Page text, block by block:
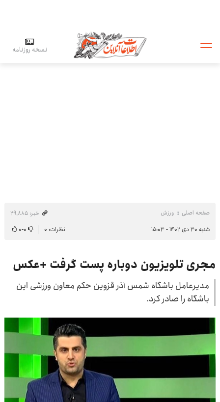
نسخه روزنامه
صفحه اصلی ورزش
خبر: ۲۹٬۸۸۵
شنبه ۳۰ دی ۱۴۰۲ - ۱۵:۰۳
نظرات: ۰ ۰-۰
مجری تلویزیون دوباره پست گرفت +عکس
مدیرعامل باشگاه شمس آذر قزوین حکم معاون ورزشی این
باشگاه را صادر کرد.